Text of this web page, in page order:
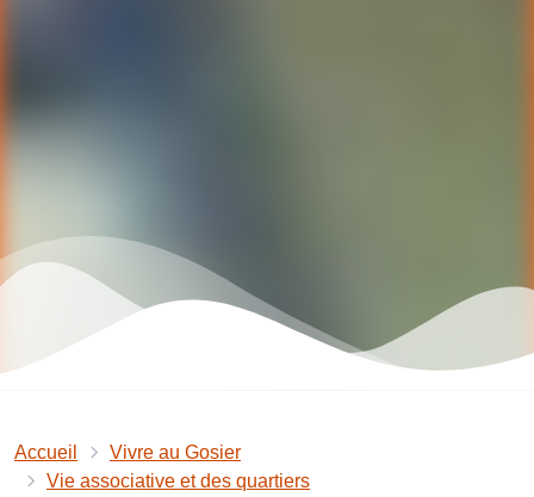
Accueil
Vivre au Gosier
Vie associative et des quartiers